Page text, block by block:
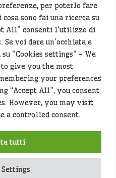
per poterlo fare
cosa sono fai una ricerca su
All" consenti l'utilizzo di
voi dare un'occhiata e
"Cookies settings" - We
give you the most
your preferences
“Accept All”, you consent
However, you may visit
a controlled consent.
tutti
copyright e diritti
è di tua proprietà e vuoi
(<- clicca per inviarci un
bozza rielaborando, con
contenuti
e altri siti di interesse
l'articolo viene
(privacy policy)